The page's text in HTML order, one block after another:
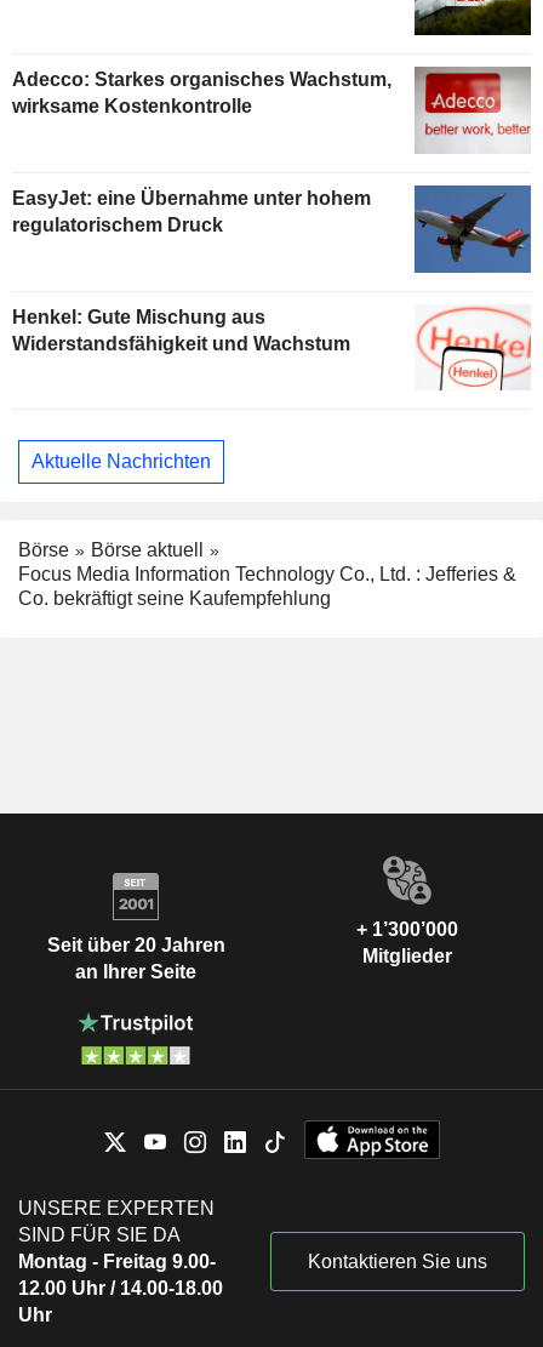
Adecco: Starkes organisches Wachstum,
wirksame Kostenkontrolle
EasyJet: eine Übernahme unter hohem
regulatorischem Druck
Henkel: Gute Mischung aus
Widerstandsfähigkeit und Wachstum
Aktuelle Nachrichten
Börse
Börse aktuell
Focus Media Information Technology Co., Ltd. : Jefferies &
Co. bekräftigt seine Kaufempfehlung
Seit über 20 Jahren
an Ihrer Seite
+ 1’300’000
Mitglieder
UNSERE EXPERTEN
SIND FÜR SIE DA
Montag - Freitag 9.00-
12.00 Uhr / 14.00-18.00
Uhr
Kontaktieren Sie uns